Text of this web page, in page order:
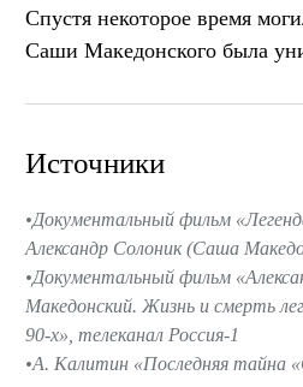
Спустя некоторое время
Саши Македонского была
Источники
Документальный фильм
Александр Солоник (Саша
Документальный фильм
Македонский. Жизнь и смерть
90-х», телеканал Россия-1
А. Калитин «Последняя тайна